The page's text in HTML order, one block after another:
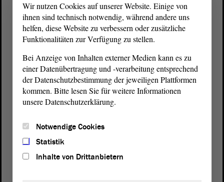
Postanschrift
Wir nutzen Cookies auf unserer Website. Einige von
ihnen sind technisch notwendig, während andere uns
helfen, diese Website zu verbessern oder zusätzliche
Funktionalitäten zur Verfügung zu stellen.
Bei Anzeige von Inhalten externer Medien kann es zu
einer Datenübertragung und -verarbeitung entsprechend
der Datenschutzbestimmung der jeweiligen Plattformen
kommen. Bitte lesen Sie für weitere Informationen
unsere Datenschutzerklärung.
Notwendige Cookies
Statistik
Inhalte von Drittanbietern